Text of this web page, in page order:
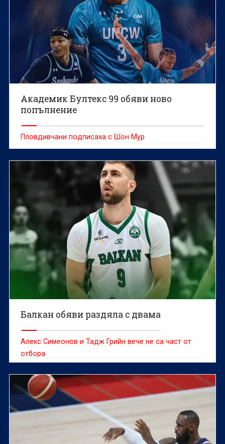
Академик Бултекс 99 обяви ново
попълнение
Пловдивчани подписаха с Шон Мур
Балкан обяви раздяла с двама
Алекс Симеонов и Тадж Грийн вече не са част от
отбора